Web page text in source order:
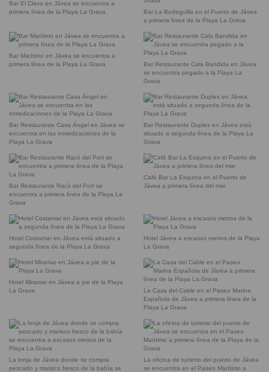
Bar El Clavo en Jávea se encuentra a
primera línea de la Playa La Grava
Bar La Bodeguilla en el Puerto de Jávea
a primera línea de la Playa La Grava
Bar Marítimo en Jávea se encuentra a
primera línea de la Playa La Grava
Bar Restaurante Cala Bandida en Jávea
se encuentra pegado a la Playa La
Grava
Bar Restaurante Casa Ángel en Jávea se
encuentra en las inmedicaciones de la
Playa La Grava
Bar Restaurante Duplex en Jávea está
situado a segunda línea de la Playa La
Grava
Bar Restaurante Racò del Port se
encuentra a primera línea de la Playa La
Grava
Café Bar La Esquina en el Puerto de
Jávea a primera línea del mar
Hotel Costamar en Jávea está situado a
segunda línea de la Playa La Grava
Hotel Jávea a escasos metros de la Playa
La Grava
Hotel Miramar en Jávea a pie de la Playa
La Grava
La Casa del Cable en el Paseo Marina
Española de Jávea a primera línea de la
Playa La Grava
La lonja de Jávea donde se compra
pescado y marisco fresco de la bahía se
La oficina de turismo del puerto de Jávea
se encuentra en el Paseo Marítimo a